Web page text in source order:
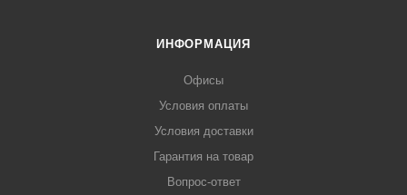
ИНФОРМАЦИЯ
Офисы
Условия оплаты
Условия доставки
Гарантия на товар
Вопрос-ответ